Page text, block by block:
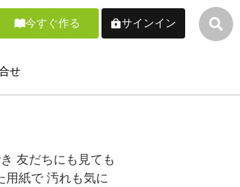
今すぐ作る サインイン
せ
友だちにも見ても
用紙で 汚れも気に